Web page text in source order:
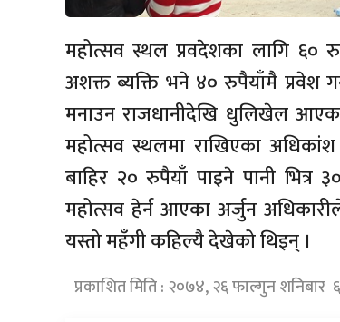
महोत्सव स्थल प्रवदेशका लागि ६०
अशक्त ब्यक्ति भने ४० रुपैयाँमै प्रवेश
मनाउन राजधानीदेखि धुलिखेल
महोत्सव स्थलमा राखिएका
बाहिर २० रुपैयाँ पाइने पानी भित्र
महोत्सव हेर्न आएका अर्जुन
यस्तो महँगी कहिल्यै देखेको थिइन् ।
प्रकाशित मिति : २०७४, २६ फाल्गुन